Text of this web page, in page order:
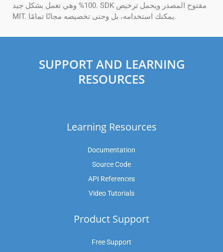
100% وهي تعمل بشكل جيد. SDK مفتوح المصدر ويحمل ترخيص
MIT. يمكنك استخدامه، بل وحتى تخصيصه مجانًا تمامًا.
SUPPORT AND LEARNING
RESOURCES
Learning Resources
Documentation
Source Code
API References
Video Tutorials
Product Support
Free Support